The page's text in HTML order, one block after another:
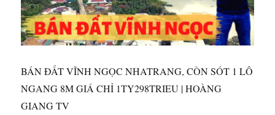
HOÀNG
GIANG
TV
BÁN ĐẤT VĨNH NGỌC NHATRANG, CÒN SÓT 1 LÔ
NGANG 8M GIÁ CHỈ 1TY298TRIEU | HOÀNG
GIANG TV